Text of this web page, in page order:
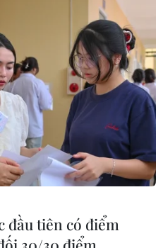
bộ trong điều trị ung
26/2 dành cho các bác
toàn quốc, Trung tâm
bệnh cắt khối u và
do Quỹ Thiện Tâm
tại Vinmec Hạ
(Vietnam+)
đầu tiên có điểm